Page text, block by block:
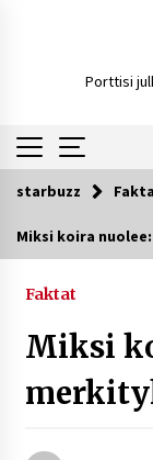
Porttisi
Trendit
starbuzz
Miksi koira
Faktat
Miksi